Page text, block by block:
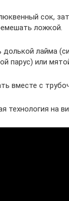
сок,
ложкой.
долькой лайма
парус) или
вместе с
технология на